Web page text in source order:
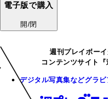
電子版で購入
開/閉
週刊プレイボー
コンテンツサイト『
デジタル写真集などグラ